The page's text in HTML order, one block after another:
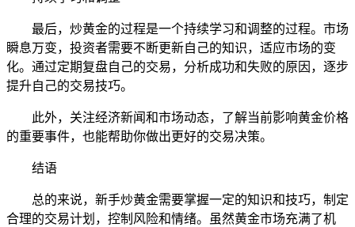
最后，炒黄金的过程是一个持续学习和调整的过程。市场
瞬息万变，投资者需要不断更新自己的知识，适应市场的变
化。通过定期复盘自己的交易，分析成功和失败的原因，逐步
提升自己的交易技巧。
此外，关注经济新闻和市场动态，了解当前影响黄金价格
的重要事件，也能帮助你做出更好的交易决策。
结语
总的来说，新手炒黄金需要掌握一定的知识和技巧，制定
合理的交易计划，控制风险和情绪。虽然黄金市场充满了机